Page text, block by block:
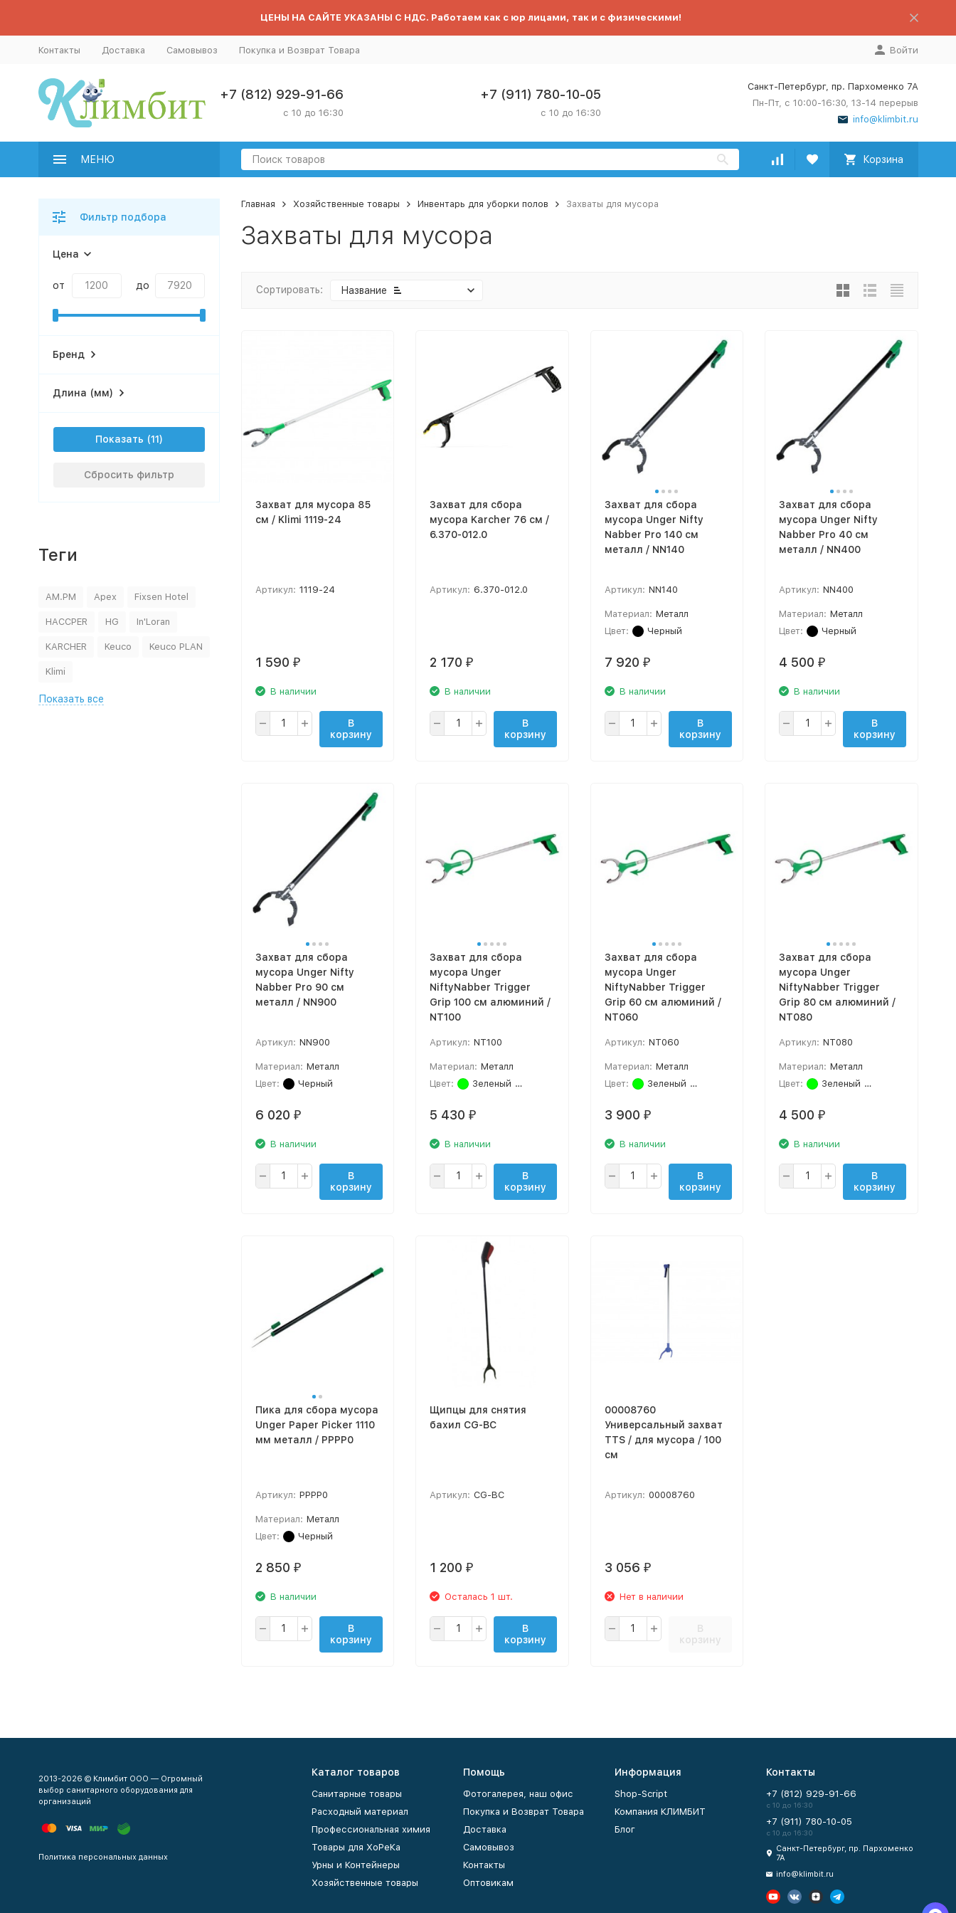
ЦЕНЫ НА САЙТЕ УКАЗАНЫ С НДС. Работаем как с юр лицами, так и с физическими!
Контакты Доставка Самовывоз Покупка и Возврат Товара Войти
+7 (812) 929-91-66
с 10 до 16:30
+7 (911) 780-10-05
с 10 до 16:30
Санкт-Петербург, пр. Пархоменко 7А
Пн-Пт, с 10:00-16:30, 13-14 перерыв
info@klimbit.ru
МЕНЮ Корзина
Главная Хозяйственные товары Инвентарь для уборки полов Захваты для мусора
Захваты для мусора
Сортировать: Название
Захват для мусора 85
см / Klimi 1119-24
Артикул: 1119-24
1 590 ₽
В наличии
В
корзину
Захват для сбора
мусора Karcher 76 cм /
6.370-012.0
Артикул: 6.370-012.0
2 170 ₽
В наличии
В
корзину
Захват для сбора
мусора Unger Nifty
Nabber Pro 140 см
металл / NN140
Артикул: NN140
Материал: Металл
Цвет:
Черный
7 920 ₽
В наличии
В
корзину
Захват для сбора
мусора Unger Nifty
Nabber Pro 40 см
металл / NN400
Артикул: NN400
Материал: Металл
Цвет:
Черный
4 500 ₽
В наличии
В
корзину
Захват для сбора
мусора Unger Nifty
Nabber Pro 90 см
металл / NN900
Артикул: NN900
Материал: Металл
Цвет:
Черный
6 020 ₽
В наличии
В
корзину
Захват для сбора
мусора Unger
NiftyNabber Trigger
Grip 100 см алюминий /
NT100
Артикул: NT100
Материал: Металл
Цвет:
Зеленый
5 430 ₽
В наличии
В
корзину
Захват для сбора
мусора Unger
NiftyNabber Trigger
Grip 60 см алюминий /
NT060
Артикул: NT060
Материал: Металл
Цвет:
Зеленый
3 900 ₽
В наличии
В
корзину
Захват для сбора
мусора Unger
NiftyNabber Trigger
Grip 80 см алюминий /
NT080
Артикул: NT080
Материал: Металл
Цвет:
Зеленый
4 500 ₽
В наличии
В
корзину
Пика для сбора мусора
Unger Paper Picker 1110
мм металл / PPPP0
Артикул: PPPP0
Материал: Металл
Цвет:
Черный
2 850 ₽
В наличии
В
корзину
Щипцы для снятия
бахил CG-BC
Артикул: CG-BC
1 200 ₽
Осталась 1 шт.
В
корзину
00008760
Универсальный захват
TTS / для мусора / 100
см
Артикул: 00008760
3 056 ₽
Нет в наличии
В
корзину
Фильтр подбора
Цена
от до
Бренд
Длина (мм)
Показать
Сбросить фильтр
Теги
AM.PM Apex Fixsen Hotel
HACCPER HG In'Loran
KARCHER Keuco Keuco PLAN
Klimi
Показать все
2013-2026 © Климбит ООО — Огромный
выбор санитарного оборудования для
организаций
Политика персональных данных
Каталог товаров
Санитарные товары
Расходный материал
Профессиональная химия
Товары для ХоРеКа
Урны и Контейнеры
Хозяйственные товары
Помощь
Фотогалерея, наш офис
Покупка и Возврат Товара
Доставка
Самовывоз
Контакты
Оптовикам
Информация
Shop-Script
Компания КЛИМБИТ
Блог
Контакты
+7 (812) 929-91-66
с 10 до 16:30
+7 (911) 780-10-05
с 10 до 16:30
Санкт-Петербург, пр. Пархоменко
7А
info@klimbit.ru